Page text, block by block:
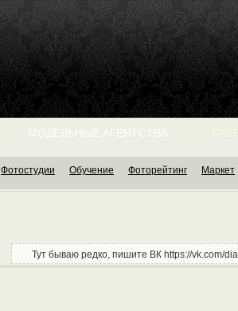
МОДЕЛЬНЫЕ АГЕНТСТВА
Фотостудии Обучение Фоторейтинг Маркет
Тут бываю редко, пишите ВК https://vk.com/